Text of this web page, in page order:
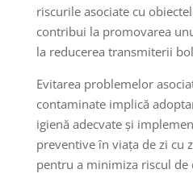
riscurile asociate cu
contribui la promovarea
la reducerea transmiterii
Evitarea problemelor
contaminate implică
igienă adecvate și
preventive în viața de zi cu
pentru a minimiza riscul de